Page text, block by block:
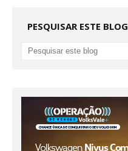
PESQUISAR ESTE BLOG